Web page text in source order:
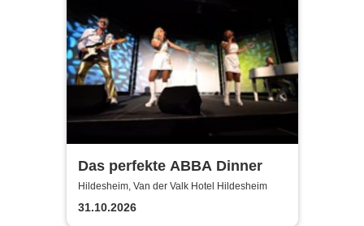
Das perfekte ABBA Dinner
Hildesheim, Van der Valk Hotel Hildesheim
31.10.2026